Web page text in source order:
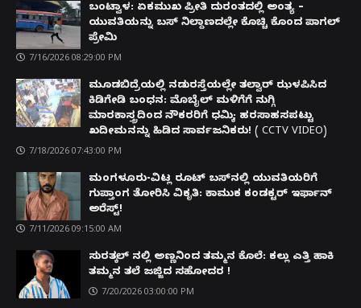
ಬಂಟ್ವಾಳ: ಏಕಮುಖ ಪ್ರೀತಿ ದುರಂತದಲ್ಲಿ ಅಂತ್ಯ –
ಯುವತಿಯನ್ನು ಬಸ್ ನಿಲ್ದಾಣದಲ್ಲೇ ಕೊಚ್ಚಿ ಕೊಂದ ಪಾಗಲ್
ಪ್ರೇಮಿ
7/16/2026 08:29:00 PM
ಮೂಡಬಿದ್ರೆಯಲ್ಲಿ ನಡುರಸ್ತೆಯಲ್ಲೇ ತಲ್ವಾರ್ ಝಳಪಿಸಿದ
ಕಿಡಿಗೇಡಿ ಬಂಧನ: ಮೊಬೈಲ್ ಮಳಿಗೆಗೆ ನುಗ್ಗಿ
ಮಾರಕಾಸ್ತ್ರದಿಂದ ನೌಕರರಿಗೆ ಧಮ್ಕಿ; ಹರಸಾಹಸಪಟ್ಟು
ಖದೀಮನನ್ನು ಹಿಡಿದ ಸಾರ್ವಜನಿಕರು! ( CCTV VIDEO)
7/18/2026 07:43:00 PM
ಮಂಗಳೂರು-ವಿಟ್ಲ ರೂಟ್ ಬಸ್‌ನಲ್ಲಿ ಯುವತಿಯರಿಗೆ
ಗುಪ್ತಾಂಗ ತೋರಿಸಿ ವಿಕೃತಿ: ಕಾಮುಕ ಕಂಡಕ್ಟರ್ ಇರ್ಫಾನ್
ಅರೆಸ್ಟ್!
7/11/2026 09:15:00 AM
ಸುರತ್ಕಲ್ ನಲ್ಲಿ ಅಣ್ಣನಿಂದ ತಮ್ಮನ ಕೊಲೆ: ಕಲ್ಲು ಎತ್ತಿ ಹಾಕಿ
ತಮ್ಮನ ತಲೆ ಜಜ್ಜಿದ ಸಹೋದರ !
7/20/2026 03:00:00 PM